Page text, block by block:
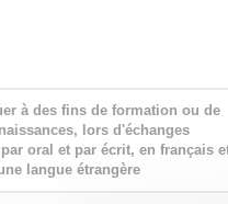
à des fins de formation ou de
lors d'échanges
oral et par écrit, en français
langue étrangère